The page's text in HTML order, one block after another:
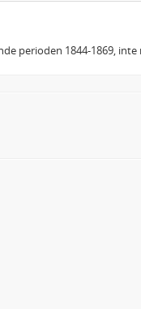
perioden 1844-1869,